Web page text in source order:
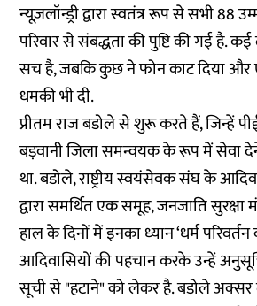
न्यूज़लॉन्ड्री द्वारा स्वतंत्र रूप से सभी 88
परिवार से संबद्धता की पुष्टि की गई है.
सच है, जबकि कुछ ने फोन काट दिया और
धमकी भी दी.
प्रीतम राज बडोले से शुरू करते हैं, जिन्हें
बड़वानी जिला समन्वयक के रूप में सेवा
था. बडोले, राष्ट्रीय स्वयंसेवक संघ के
द्वारा समर्थित एक समूह, जनजाति सुरक्षा
हाल के दिनों में इनका ध्यान ‘धर्म
आदिवासियों की पहचान करके उन्हें
सूची से "हटाने" को लेकर है. बडोले अक्सर